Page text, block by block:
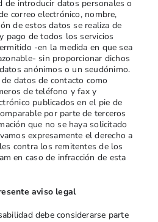
de introducir datos personales o
correo electrónico, nombre,
de estos datos se realiza de
pago de todos los servicios
-en la medida en que sea
sin proporcionar dichos
anónimos o un seudónimo.
datos de contacto como
de teléfono y fax y
publicados en el pie de
por parte de terceros
que no se haya solicitado
expresamente el derecho a
contra los remitentes de los
en caso de infracción de esta
aviso legal
debe considerarse parte